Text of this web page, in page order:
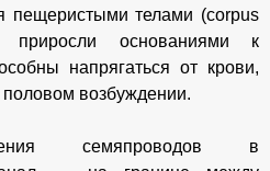
пещеристыми телами (corpus
приросли основаниями к
напрягаться от крови,
возбуждении.
семяпроводов в